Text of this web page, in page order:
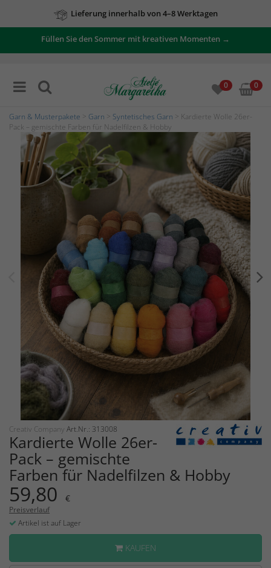
Lieferung innerhalb von 4–8 Werktagen
Füllen Sie den Sommer mit kreativen Momenten →
0 0
Garn & Musterpakete Garn Syntetisches Garn > Kardierte Wolle 26er-
Pack – gemischte Farben für Nadelfilzen & Hobby
Creativ Company Art.Nr.: 313008
Kardierte Wolle 26er-
Pack – gemischte
Farben für Nadelfilzen & Hobby
59,80 €
Preisverlauf
Artikel ist auf Lager
KAUFEN